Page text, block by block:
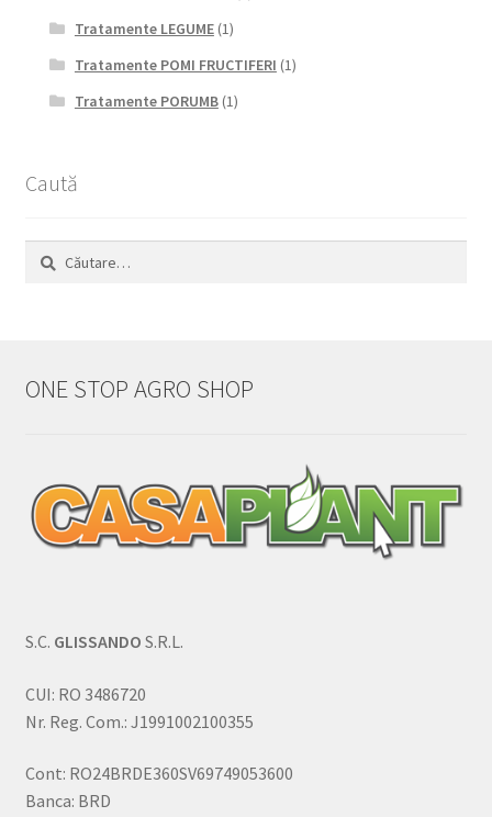
Tratamente LEGUME(1)
Tratamente POMI FRUCTIFERI (1)
Tratamente PORUMB(1)
Caută
Caută
ONE STOP AGRO SHOP
S.C. GLISSANDO S.R.L.
CUI: RO 3486720
Nr. Reg. Com.: J1991002100355
Cont: RO24BRDE360SV69749053600
Banca: BRD